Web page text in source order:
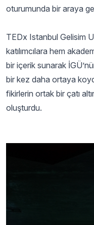
oturumunda bir araya
TEDx Istanbul Gelisim
katılımcılara hem
bir içerik sunarak
bir kez daha ortaya
fikirlerin ortak bir çatı
oluşturdu.